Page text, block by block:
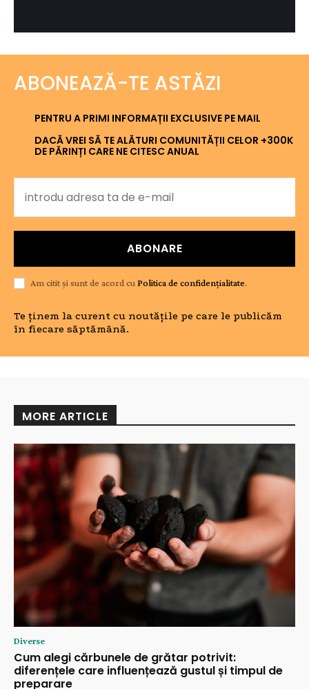
ABONEAZĂ-TE ASTĂZI
PENTRU A PRIMI INFORMAȚII EXCLUSIVE PE MAIL
DACĂ VREI SĂ TE ALĂTURI COMUNITĂȚII CELOR +300K
DE PĂRINȚI CARE NE CITESC ANUAL
ABONARE
Am citit și sunt de acord cuPolitica de confidențialitate.
Te ținem la curent cu noutățile pe care le publicăm
în fiecare săptămână.
MORE ARTICLE
Diverse
Cum alegi cărbunele de grătar potrivit:
diferențele care influențează gustul și timpul de
preparare